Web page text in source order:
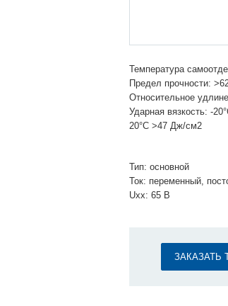
Температура
Предел прочности:
Относительное
Ударная вязкость: -
20°C >47 Дж/см2
Тип: основной
Ток: переменный,
Uxx: 65 В
ЗАКАЗАТЬ